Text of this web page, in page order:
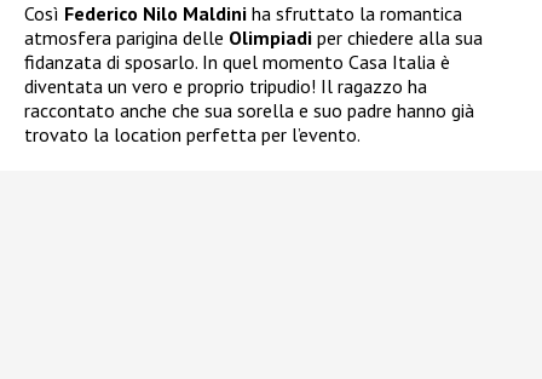
Così Federico Nilo Maldini ha sfruttato la romantica
atmosfera parigina delle Olimpiadi per chiedere alla sua
fidanzata di sposarlo. In quel momento Casa Italia è
diventata un vero e proprio tripudio! Il ragazzo ha
raccontato anche che sua sorella e suo padre hanno già
trovato la location perfetta per l’evento.